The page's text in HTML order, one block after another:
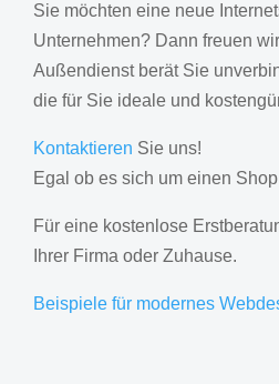
Sie möchten eine neue
Unternehmen? Dann freuen
Außendienst berät Sie
die für Sie ideale und
Kontaktieren Sie uns!
Egal ob es sich um einen
Für eine kostenlose
Ihrer Firma oder Zuhause.
Beispiele für modernes